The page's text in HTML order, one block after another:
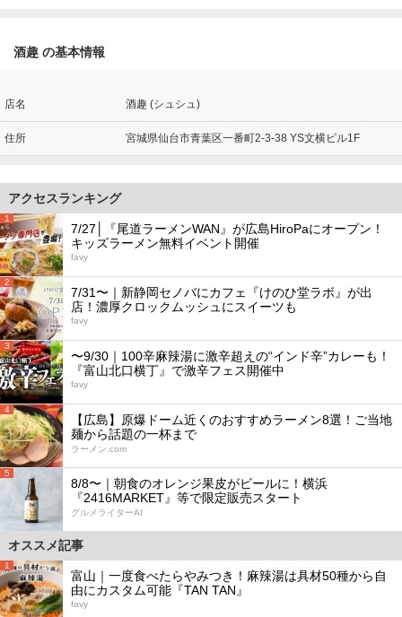
酒趣 の基本情報
店名 酒趣 (シュシュ)
住所 宮城県仙台市青葉区一番町2-3-38 YS文横ビル1F
アクセスランキング
1
7/27│『尾道ラーメンWAN』が広島HiroPaにオープン！
キッズラーメン無料イベント開催
favy
2
7/31〜｜新静岡セノバにカフェ『けのひ堂ラボ』が出
店！濃厚クロックムッシュにスイーツも
favy
3
〜9/30｜100辛麻辣湯に激辛超えの“インド辛”カレーも！
『富山北口横丁』で激辛フェス開催中
favy
4
【広島】原爆ドーム近くのおすすめラーメン8選！ご当地
麺から話題の一杯まで
ラーメン.com
5
8/8〜｜朝食のオレンジ果皮がビールに！横浜
『2416MARKET』等で限定販売スタート
グルメライターAI
オススメ記事
1
富山｜一度食べたらやみつき！麻辣湯は具材50種から自
由にカスタム可能『TAN TAN』
favy